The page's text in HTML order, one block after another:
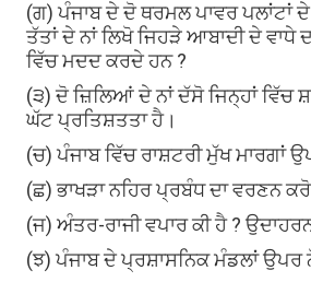
(ਗ) ਪੰਜਾਬ ਦੇ ਦੋ ਥਰਮਲ ਪਾਵਰ ਪਲਾਂਟਾਂ
ਤੱਤਾਂ ਦੇ ਨਾਂ ਲਿਖੋ ਜਿਹੜੇ ਆਬਾਦੀ ਦੇ ਵਾਧੇ
ਵਿੱਚ ਮਦਦ ਕਰਦੇ ਹਨ ?
(੩) ਦੋ ਜ਼ਿਲਿਆਂ ਦੇ ਨਾਂ ਦੱਸੋ ਜਿਨ੍ਹਾਂ ਵਿੱਚ
ਘੱਟ ਪ੍ਰਤਿਸ਼ਤਤਾ ਹੈ।
(ਚ) ਪੰਜਾਬ ਵਿੱਚ ਰਾਸ਼ਟਰੀ ਮੁੱਖ ਮਾਰਗਾਂ
(ਛ) ਭਾਖੜਾ ਨਹਿਰ ਪ੍ਰਬੰਧ ਦਾ ਵਰਣਨ
(ਜ) ਅੰਤਰ-ਰਾਜੀ ਵਪਾਰ ਕੀ ਹੈ ?
(ਝ) ਪੰਜਾਬ ਦੇ ਪ੍ਰਸ਼ਾਸਨਿਕ ਮੰਡਲਾਂ ਉਪਰ